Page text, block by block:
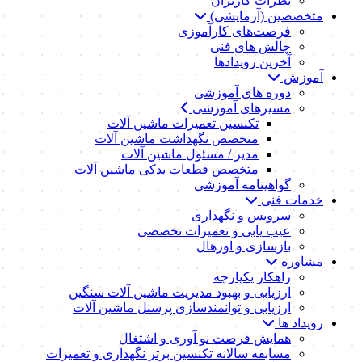
متخصصین (آزمایشی)
فرصت‌های کارآموزی
چالش های فنی
آخرین رویدادها
آموزش
دوره های آموزشی
مسیرهای آموزشی
تکنسین تعمیرات ماشین آلات
متخصص نگهداشت ماشین آلات
مدیر / مسئول ماشین آلات
متخصص قطعات یدکی ماشین آلات
گواهینامه آموزشی
خدمات فنی
سرویس و نگهداری
عیب یابی و تعمیرات تخصصی
بازسازی و اورهال
مشاوره
راهکار یکپارچه
ارزیابی و بهبود مدیریت ماشین آلات سنگین
ارزیابی و توانمندسازی پرسنل ماشین آلات
رویداد ها
همایش فرصت نو آوری و اشتغال
مسابقه سالانه تکنسین برتر نگهداری و تعمیرات